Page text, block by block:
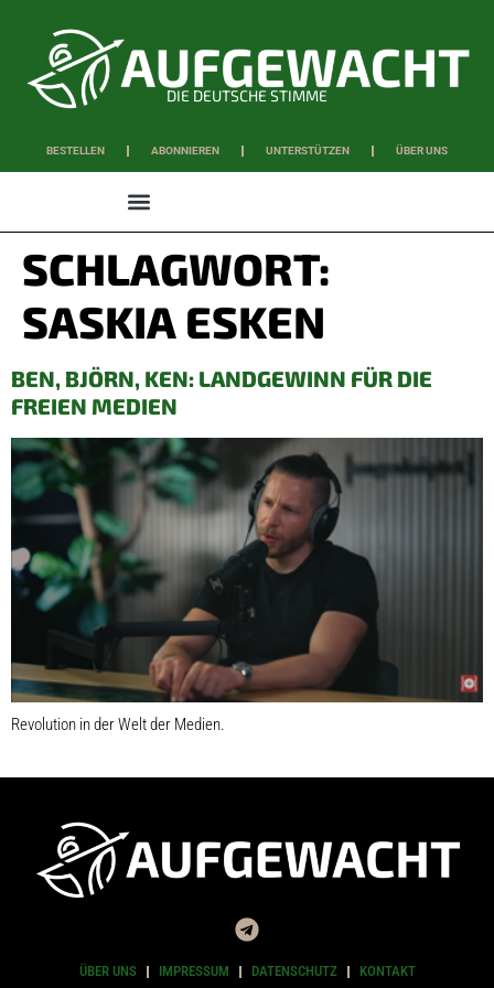
DIE DEUTSCHE STIMME
BESTELLEN ABONNIEREN UNTERSTÜTZEN ÜBER UNS
SCHLAGWORT:
SASKIA ESKEN
BEN, BJÖRN, KEN: LANDGEWINN FÜR DIE
FREIEN MEDIEN
Revolution in der Welt der Medien.
ÜBER UNS IMPRESSUM DATENSCHUTZ KONTAKT